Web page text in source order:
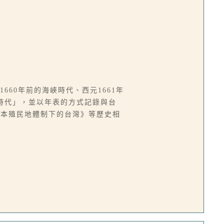
年前的海峽時代、西元1661年
」，並以年表的方式記錄與台
殖民地體制下的台灣》等歷史相